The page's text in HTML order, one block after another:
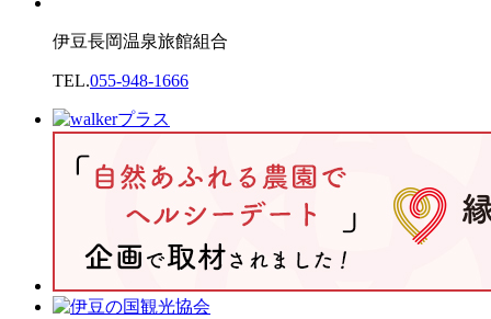
伊豆長岡温泉旅館組合
TEL.055-948-1666